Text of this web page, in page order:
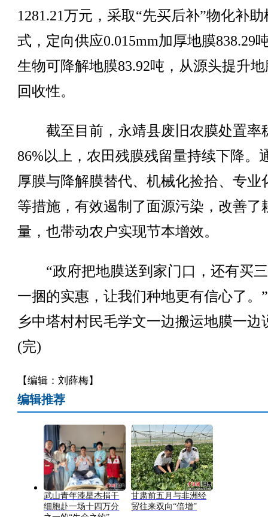
1281.21万元，采取“先买后补”物化补助
式，定向供应0.015mm加厚地膜838.29
生物可降解地膜83.92吨，从源头提升
回收性。
截至目前，永靖县废旧农膜处置率
86%以上，农田残膜残留量持续下降。
厚膜与降解膜替代、机械化捡拾、专业
等措施，有效遏制了面源污染，改善了
量，也带动农户实现节本增效。
“政府把地膜送到家门口，还有买
一捆的实惠，让我们种地更有信心了。
乡中塔村村民毛学文一边搬运地膜一边
(完)
【编辑：刘薛梅】
编辑推荐
武山青年漆星杰捐干
细胞赴一场十四万分
甘肃前五月与非洲经
贸往来双向“倍增”